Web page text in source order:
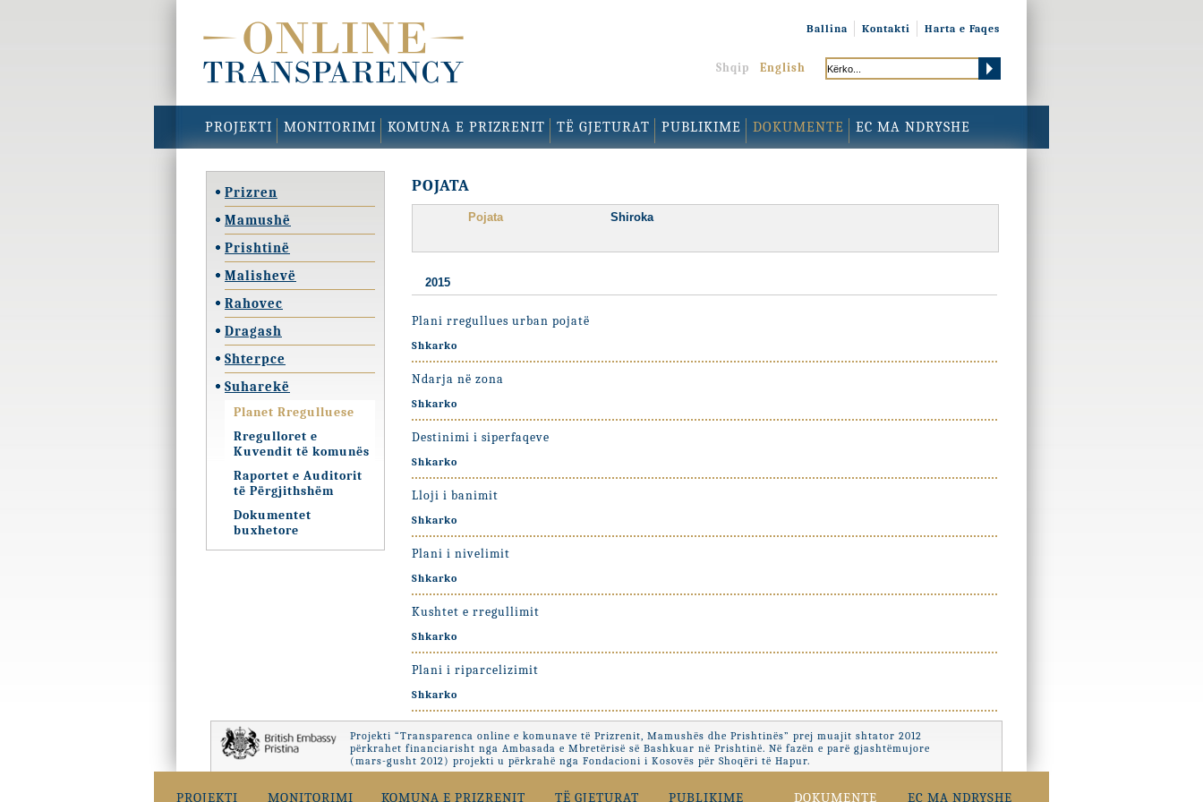
Ballina Kontakti Harta e Faqes
Shqip English
PROJEKTI MONITORIMI KOMUNA E PRIZRENIT TË GJETURAT PUBLIKIME DOKUMENTE EC MA NDRYSHE
Prizren
Mamushë
Prishtinë
Malishevë
Rahovec
Dragash
Shterpce
Suharekë
Planet Rregulluese
Rregulloret e
Kuvendit të komunës
Raportet e Auditorit
të Përgjithshëm
Dokumentet
buxhetore
POJATA
Pojata Shiroka
2015
Plani rregullues urban pojatë
Shkarko
Ndarja në zona
Shkarko
Destinimi i siperfaqeve
Shkarko
Lloji i banimit
Shkarko
Plani i nivelimit
Shkarko
Kushtet e rregullimit
Shkarko
Plani i riparcelizimit
Shkarko
Projekti “Transparenca online e komunave të Prizrenit, Mamushës dhe Prishtinës” prej muajit shtator 2012
përkrahet financiarisht nga Ambasada e Mbretërisë së Bashkuar në Prishtinë. Në fazën e parë gjashtëmujore
(mars-gusht 2012) projekti u përkrahë nga Fondacioni i Kosovës për Shoqëri të Hapur.
PROJEKTI MONITORIMI KOMUNA E PRIZRENIT TË GJETURAT PUBLIKIME DOKUMENTE EC MA NDRYSHE